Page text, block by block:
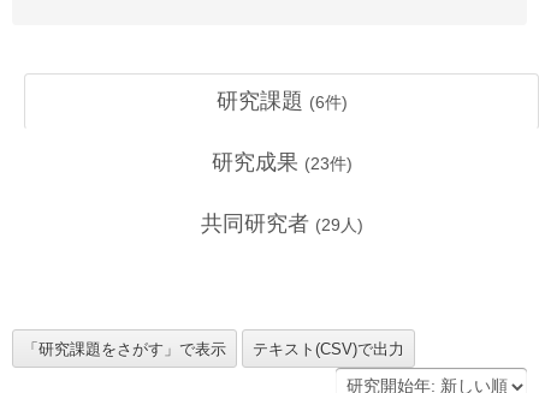
研究課題 (6件)
研究成果 (23件)
共同研究者 (29 人)